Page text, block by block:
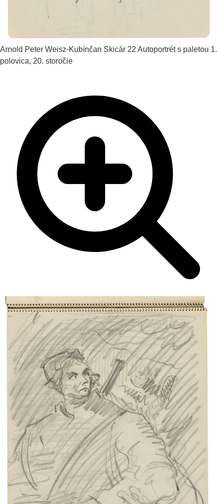
Arnold Peter Weisz-Kubínčan Skicár 22 Autoportrét s paletou 1.
polovica, 20. storočie